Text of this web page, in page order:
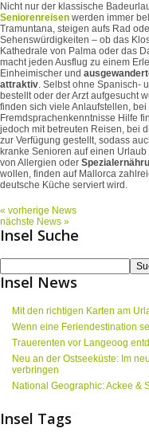
Nicht nur der klassische
Seniorenreisen werden immer
Tramuntana, steigen aufs Rad
Sehenswürdigkeiten – ob das
Kathedrale von Palma oder das
macht jeden Ausflug zu einem
Einheimischer und
attraktiv. Selbst ohne Spanisch-
bestellt oder der Arzt aufgesucht
finden sich viele Anlaufstellen,
Fremdsprachenkenntnisse Hilfe
jedoch mit betreuten Reisen, bei
zur Verfügung gestellt, sodass
kranke Senioren auf einen
von Allergien oder
wollen, finden auf Mallorca
deutsche Küche serviert wird.
« vorherige News
nächste News »
Insel Suche
Insel News
Mit den richtigen Karten am
Wenn eine Feriendestination
Trauerenten vor Langeoog
Neu an der Ostseeküste: Im
verbringen
National Geographic: Ackee &
Insel Tags